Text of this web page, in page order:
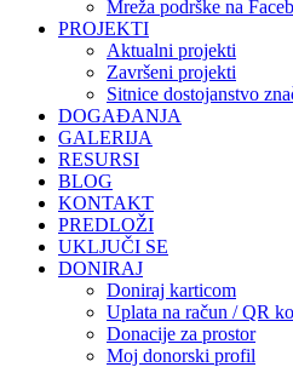
Mreža podrške na
PROJEKTI
Aktualni projekti
Završeni projekti
Sitnice dostojanstvo
DOGAĐANJA
GALERIJA
RESURSI
BLOG
KONTAKT
PREDLOŽI
UKLJUČI SE
DONIRAJ
Doniraj karticom
Uplata na račun / QR
Donacije za prostor
Moj donorski profil